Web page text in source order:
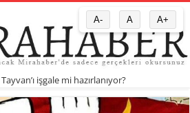
işgale mi hazırlanıyor?
A- A A+